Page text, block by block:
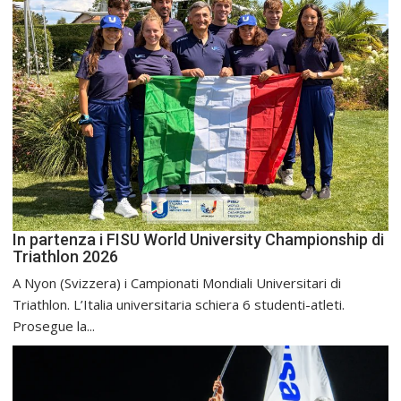
In partenza i FISU World University Championship di
Triathlon 2026
A Nyon (Svizzera) i Campionati Mondiali Universitari di
Triathlon. L’Italia universitaria schiera 6 studenti-atleti.
Prosegue la...